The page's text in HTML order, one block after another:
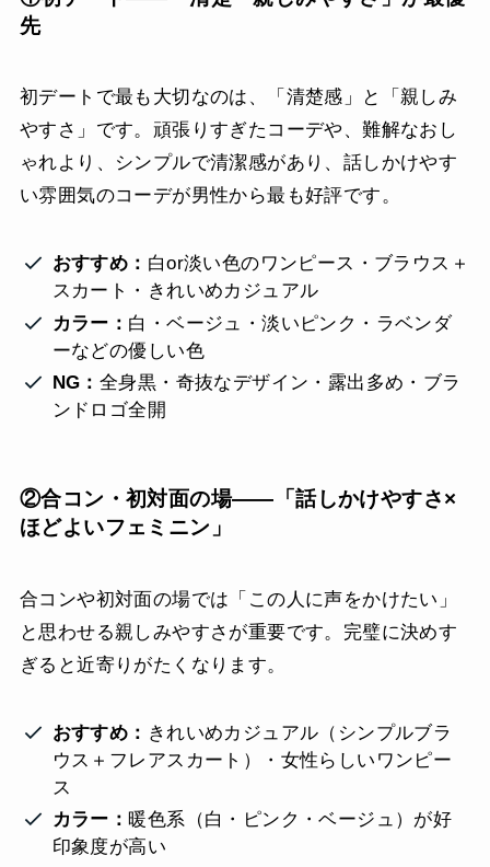
先
初デートで最も大切なのは、「清楚感」と「親しみ
やすさ」です。頑張りすぎたコーデや、難解なおし
ゃれより、シンプルで清潔感があり、話しかけやす
い雰囲気のコーデが男性から最も好評です。
おすすめ： 白or淡い色のワンピース・ブラウス＋
スカート・きれいめカジュアル
カラー： 白・ベージュ・淡いピンク・ラベンダ
ーなどの優しい色
NG： 全身黒・奇抜なデザイン・露出多め・ブラ
ンドロゴ全開
②合コン・初対面の場——「話しかけやすさ×
ほどよいフェミニン」
合コンや初対面の場では「この人に声をかけたい」
と思わせる親しみやすさが重要です。完璧に決めす
ぎると近寄りがたくなります。
おすすめ： きれいめカジュアル（シンプルブラ
ウス＋フレアスカート）・女性らしいワンピー
ス
カラー： 暖色系（白・ピンク・ベージュ）が好
印象度が高い